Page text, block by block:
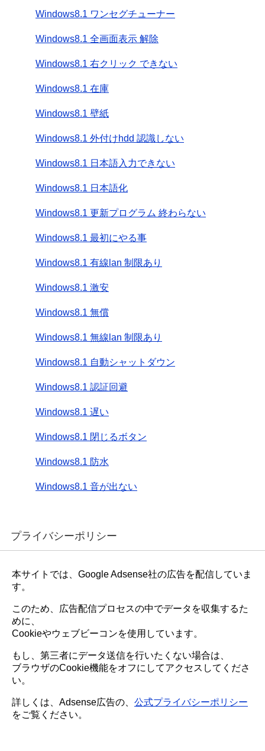
Windows8.1 ワンセグチューナー
Windows8.1 全画面表示 解除
Windows8.1 右クリック できない
Windows8.1 在庫
Windows8.1 壁紙
Windows8.1 外付けhdd 認識しない
Windows8.1 日本語入力できない
Windows8.1 日本語化
Windows8.1 更新プログラム 終わらない
Windows8.1 最初にやる事
Windows8.1 有線lan 制限あり
Windows8.1 激安
Windows8.1 無償
Windows8.1 無線lan 制限あり
Windows8.1 自動シャットダウン
Windows8.1 認証回避
Windows8.1 遅い
Windows8.1 閉じるボタン
Windows8.1 防水
Windows8.1 音が出ない
プライバシーポリシー
本サイトでは、Google Adsense社の広告を配信していま
す。
このため、広告配信プロセスの中でデータを収集するた
めに、
Cookieやウェブビーコンを使用しています。
もし、第三者にデータ送信を行いたくない場合は、
ブラウザのCookie機能をオフにしてアクセスしてくださ
い。
詳しくは、Adsense広告の、 公式プライバシーポリシー
をご覧ください。